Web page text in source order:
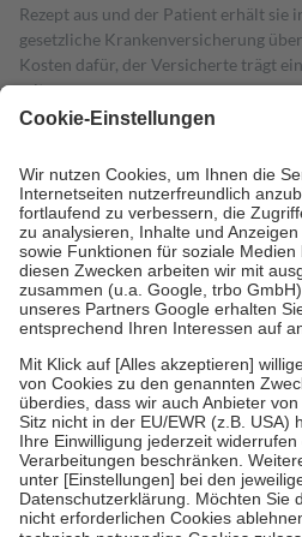
Rezept aus und der Patient erhält sie
gesetzliche Krankenversicherung
Kosten dafür, der Versicherte trägt
mit.
Grundsätzlich leisten Mitglieder
höchstens zehn Euro.
Es sind jedoch
Kosten der Leistung zu entrichten.
Diese Regeln gelten grundsätzlich
Bei Heilmitteln und häuslicher
Zuzahlung zehn Prozent der Kosten
Verordnung.
Um das Engagement der Versicherten
stärken und die besondere Stellung
fallenkeine Zuzahlungenan bei:
• Kindern und Jugendlichen bis zum
mit Ausnahme der Fahrkosten
• Untersuchungen zur Vorsorge und
GKV getragen werden
• empfohlenen Schutzimpfungen
• Harn- und Blutteststreifen